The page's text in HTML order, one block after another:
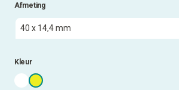
Afmeting
Kleur